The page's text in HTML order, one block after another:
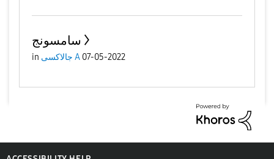
سامسونج
in جالاكسى A 07-05-2022